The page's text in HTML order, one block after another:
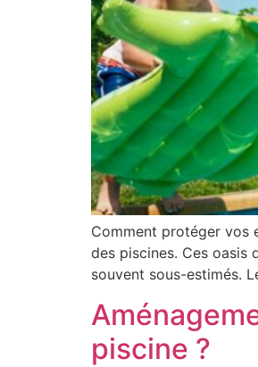
Comment protéger vos
des piscines. Ces oasis
souvent sous-estimés.
piscine ?